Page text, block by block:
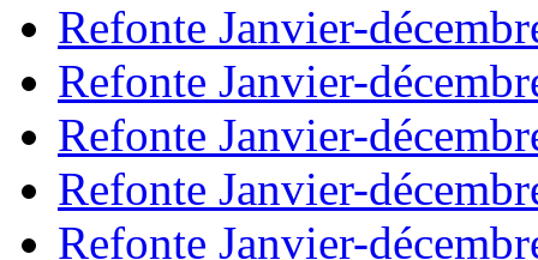
Refonte Janvier-
Refonte Janvier-
Refonte Janvier-
Refonte Janvier-
Refonte Janvier-